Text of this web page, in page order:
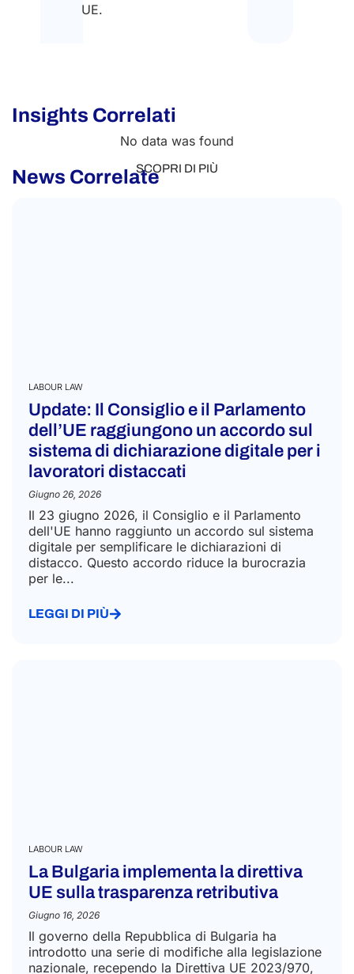
UE.
Insights Correlati
No data was found
News Correlate
Update: Il Consiglio e il Parlamento
dell’UE raggiungono un accordo sul
sistema di dichiarazione digitale per i
lavoratori distaccati
Giugno 26, 2026
dell'UE hanno raggiunto un accordo sul sistema
digitale per semplificare le dichiarazioni di
distacco. Questo accordo riduce la burocrazia
per le...
LEGGI DI PIÙ
La Bulgaria implementa la direttiva
UE sulla trasparenza retributiva
Giugno 16, 2026
Il governo della Repubblica di Bulgaria ha
introdotto una serie di modifiche alla legislazione
nazionale, recependo la Direttiva UE 2023/970,
con importanti implicazioni per i datori di lavoro
e i...